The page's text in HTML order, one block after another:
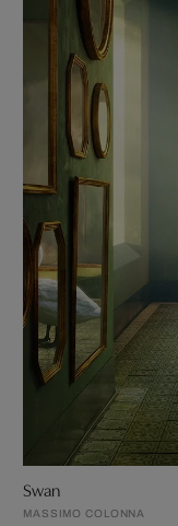
Swan
MASSIMO COLONNA